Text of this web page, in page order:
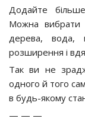
Додайте
Можна вибрати
дерева, вода,
розширення і
Так ви не
одного й того
в будь-якому
— — —